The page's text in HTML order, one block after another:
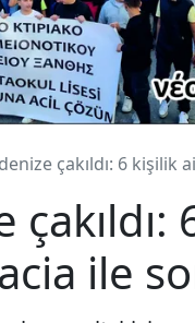
çakıldı: 6 kişilik
çakıldı:
ile